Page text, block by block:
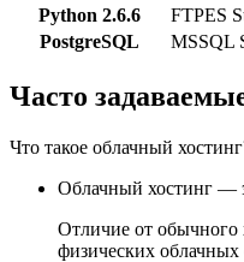
Python 2.6.6
FTPES
PostgreSQL
MSSQL
Часто
Что такое облачный
Облачный хостинг —
Отличие от обычного
физических облачных